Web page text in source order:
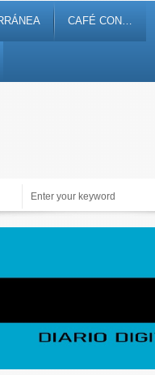
CAFÉ CON…
Alicante Actualidad